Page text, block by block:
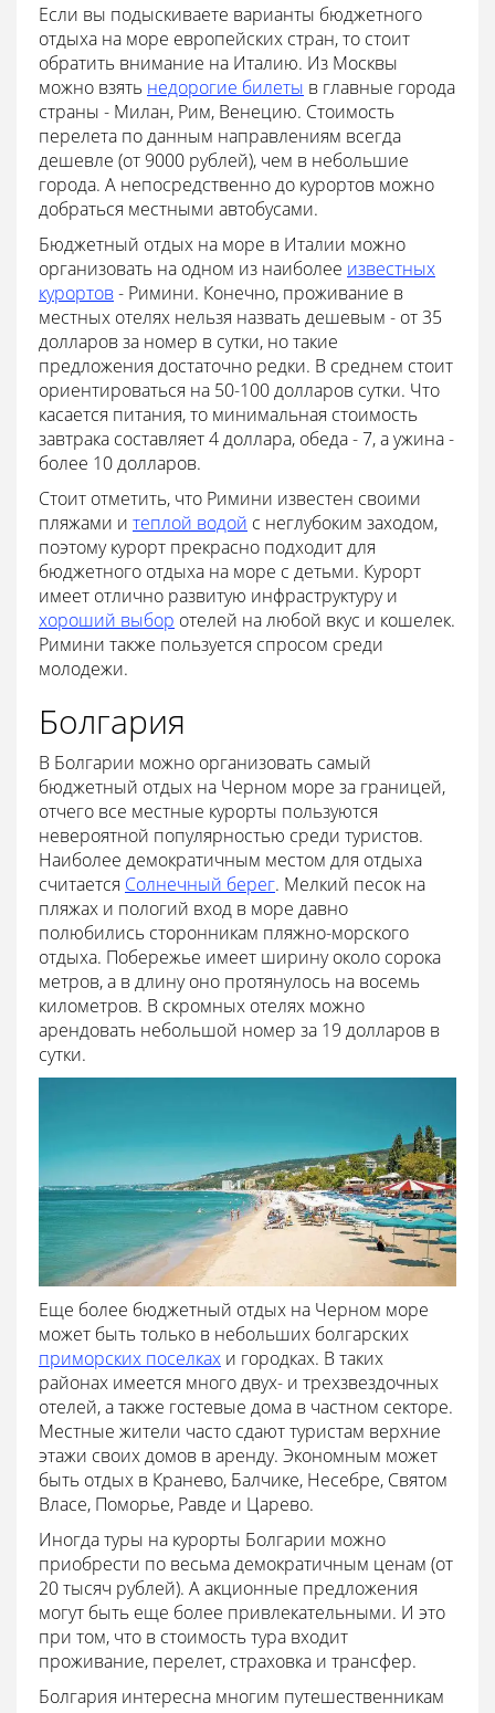
Если вы подыскиваете варианты бюджетного
отдыха на море европейских стран, то стоит
обратить внимание на Италию. Из Москвы
можно взять недорогие билеты в главные города
страны - Милан, Рим, Венецию. Стоимость
перелета по данным направлениям всегда
дешевле (от 9000 рублей), чем в небольшие
города. А непосредственно до курортов можно
добраться местными автобусами.
Бюджетный отдых на море в Италии можно
организовать на одном из наиболее известных
курортов- Римини. Конечно, проживание в
местных отелях нельзя назвать дешевым - от 35
долларов за номер в сутки, но такие
предложения достаточно редки. В среднем стоит
ориентироваться на 50-100 долларов сутки. Что
касается питания, то минимальная стоимость
завтрака составляет 4 доллара, обеда - 7, а ужина -
более 10 долларов.
Стоит отметить, что Римини известен своими
пляжами и теплой водой с неглубоким заходом,
поэтому курорт прекрасно подходит для
бюджетного отдыха на море с детьми. Курорт
имеет отлично развитую инфраструктуру и
хороший выбор отелей на любой вкус и кошелек.
Римини также пользуется спросом среди
молодежи.
Болгария
В Болгарии можно организовать самый
бюджетный отдых на Черном море за границей,
отчего все местные курорты пользуются
невероятной популярностью среди туристов.
Наиболее демократичным местом для отдыха
считается Солнечный берег. Мелкий песок на
пляжах и пологий вход в море давно
полюбились сторонникам пляжно-морского
отдыха. Побережье имеет ширину около сорока
метров, а в длину оно протянулось на восемь
километров. В скромных отелях можно
арендовать небольшой номер за 19 долларов в
сутки.
Еще более бюджетный отдых на Черном море
может быть только в небольших болгарских
приморских поселках и городках. В таких
районах имеется много двух- и трехзвездочных
отелей, а также гостевые дома в частном секторе.
Местные жители часто сдают туристам верхние
этажи своих домов в аренду. Экономным может
быть отдых в Кранево, Балчике, Несебре, Святом
Власе, Поморье, Равде и Царево.
Иногда туры на курорты Болгарии можно
приобрести по весьма демократичным ценам (от
20 тысяч рублей). А акционные предложения
могут быть еще более привлекательными. И это
при том, что в стоимость тура входит
проживание, перелет, страховка и трансфер.
Болгария интересна многим путешественникам